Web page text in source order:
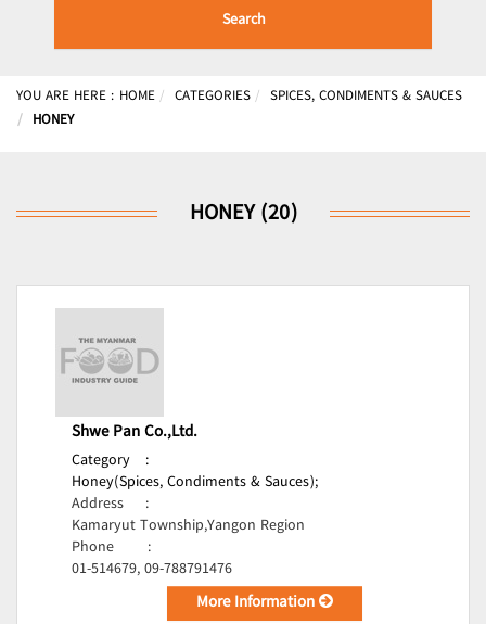
Search
YOU ARE HERE : HOME CATEGORIES
SPICES, CONDIMENTS & SAUCES
HONEY
HONEY (20)
Shwe Pan Co.,Ltd.
Category
:
Honey(Spices, Condiments & Sauces);
Address
:
Kamaryut Township,Yangon Region
Phone
:
01-514679, 09-788791476
More Information